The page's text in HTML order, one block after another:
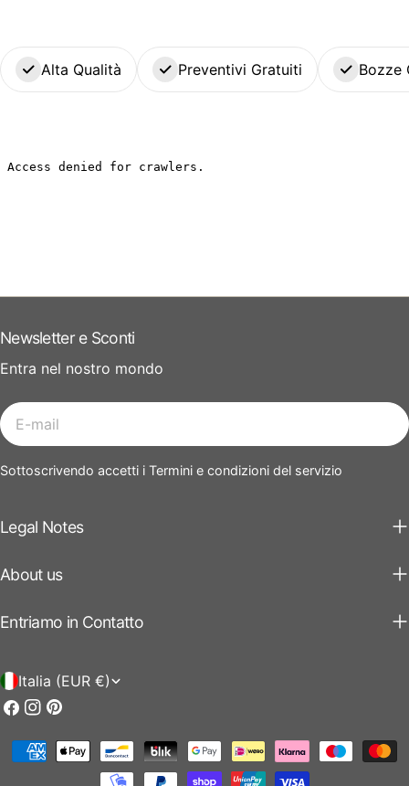
Alta Qualità Preventivi Gratuiti Bozze
Legal Notes
About us
Entriamo in Contatto
Newsletter e Sconti
Entra nel nostro mondo
E-
mail
Sottoscrivendo accetti i Termini e condizioni del servizio
P
a
Italia (EUR €)
Facebook
Instagram
Pinterest
Modalità